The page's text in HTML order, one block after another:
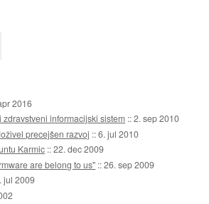
2016
informacijski sistem ::2. sep 2010
precejšen razvoj ::6. jul 2010
Karmic ::22. dec 2009
are belong to us" ::26. sep 2009
jul 2009